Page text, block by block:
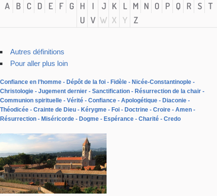
A B C D E F G H I J K L M N O P Q R S
T
U V W X Y Z
Autres définitions
Pour aller plus loin
Confiance en l’homme Dépôt de la foi Fidèle
Nicée-Constantinople
Christologie
Jugement dernier Sanctification
Résurrection de la chair
Communion spirituelle
Vérité Confiance Apologétique
Diaconie
Théodicée
Crainte de Dieu Kérygme Foi Doctrine Croire
Amen
Résurrection
Miséricorde Dogme Espérance Charité Credo